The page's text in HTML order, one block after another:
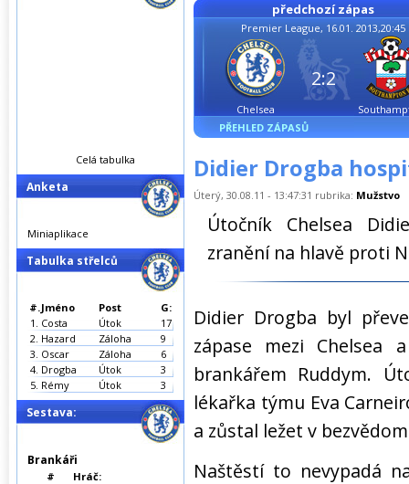
předchozí zápas
Premier League, 16.01. 2013,20:45
Chelsea
2:2
PŘEHLED ZÁPASŮ
Didier Drogba
Úterý, 30.08.11 - 13:47:31 rubrika: Mužstvo
Útočník Chelsea
zranění na hlavě proti
Didier Drogba byl
zápase mezi Chelsea
brankářem Ruddym.
lékařka týmu Eva
a zůstal ležet v
Naštěstí to nevypadá
Celá tabulka
Anketa
Miniaplikace
Tabulka střelců
#.Jméno Post
G:
1. Costa Útok
17
2. Hazard Záloha
9
3. Oscar Záloha
6
4. Drogba Útok
3
5. Rémy Útok 3
Sestava:
Brankáři
#
Hráč: